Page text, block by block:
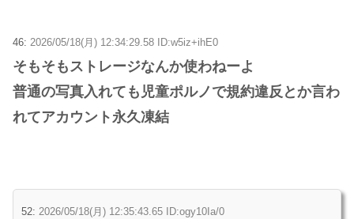
46: 2026/05/18(月) 12:34:29.58 ID:w5iz+ihE0
そもそもストレージなんか使わねーよ
普通の写真入れても児童ポルノで規約違反とか言わ
れてアカウント永久凍結
52: 2026/05/18(月) 12:35:43.65 ID:ogy10Ia/0